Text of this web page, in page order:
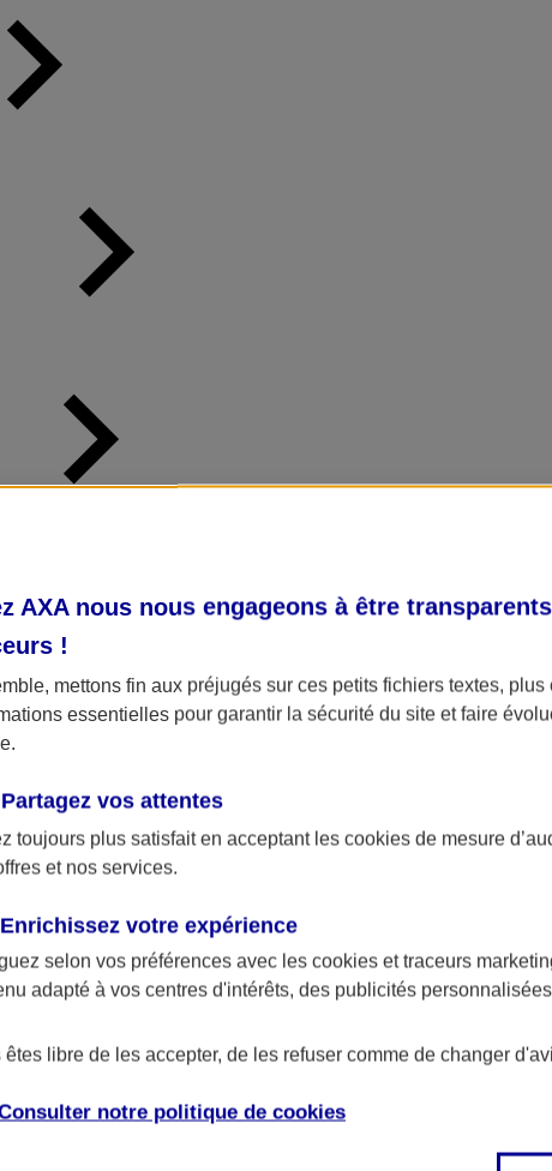
Fermer le menu principal
AXA nous nous engageons à être
!
mettons fin aux préjugés sur ces petits fichiers textes,
essentielles pour garantir la sécurité du site et faire
Partagez vos attentes
toujours plus satisfait en acceptant les cookies de mesure
et nos services.
Enrichissez votre expérience
selon vos préférences avec les cookies et traceurs
adapté à vos centres d'intérêts, des publicités
êtes libre de les accepter, de les refuser comme de changer
notre politique de cookies